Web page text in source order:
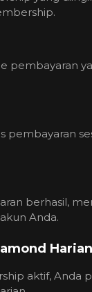
pembayaran
pembayaran
berhasil,
Anda.
Harian
aktif, Anda